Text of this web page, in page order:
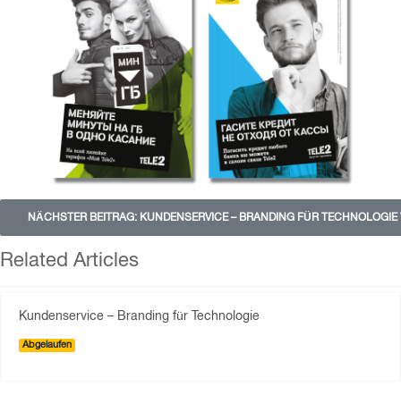
NÄCHSTER BEITRAG: KUNDENSERVICE – BRANDING FÜR TECHNOLOGIE
Related Articles
Kundenservice – Branding für Technologie
Abgelaufen